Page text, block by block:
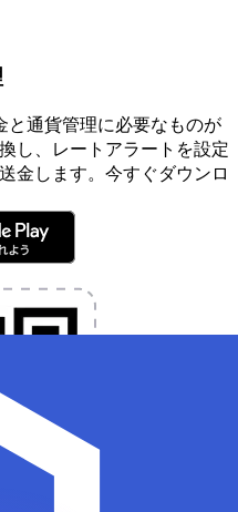
と通貨管理に必要なものが
し、レートアラートを設定
金します。今すぐダウンロ